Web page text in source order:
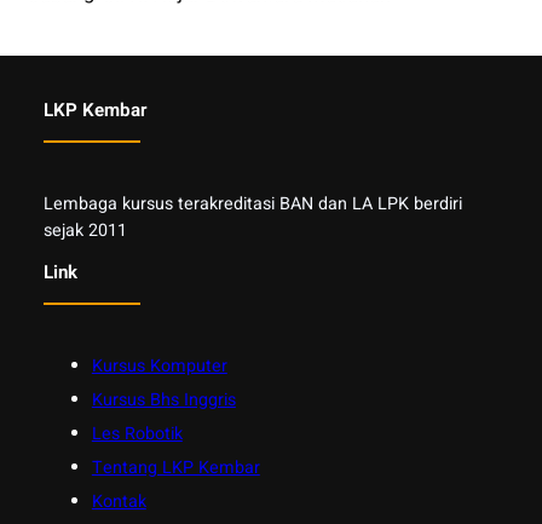
LKP Kembar
Lembaga kursus terakreditasi BAN dan LA LPK berdiri
sejak 2011
Link
Kursus Komputer
Kursus Bhs Inggris
Les Robotik
Tentang LKP Kembar
Kontak